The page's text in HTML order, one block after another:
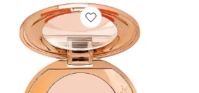
Favorite CORRECTEUR